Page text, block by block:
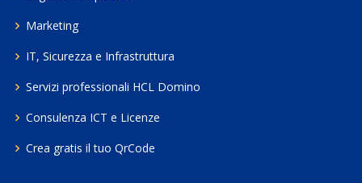
Marketing
IT, Sicurezza e Infrastruttura
Servizi professionali HCL Domino
Consulenza ICT e Licenze
Crea gratis il tuo QrCode